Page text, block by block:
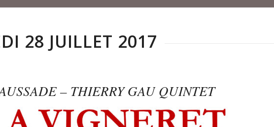
28 JUILLET 2017
– THIERRY GAU QUINTET